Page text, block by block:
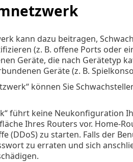
kann dazu beitragen,
(z. B. offene Ports oder
Geräte, die nach Gerätetyp
Geräte (z. B.
können Sie
führt keine Neukonfiguration
Ihres Routers vor. Home-
(DDoS) zu starten. Falls der
zu erraten und sich